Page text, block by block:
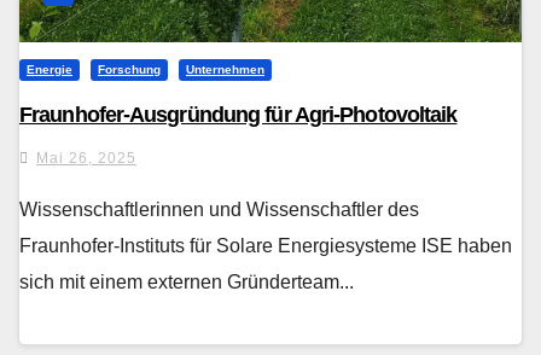
Energie Forschung Unternehmen
Fraunhofer-Ausgründung für Agri-Photovoltaik
Mai 26, 2025
Wissenschaftlerinnen und Wissenschaftler des
Fraunhofer-Instituts für Solare Energiesysteme ISE haben
sich mit einem externen Gründerteam...